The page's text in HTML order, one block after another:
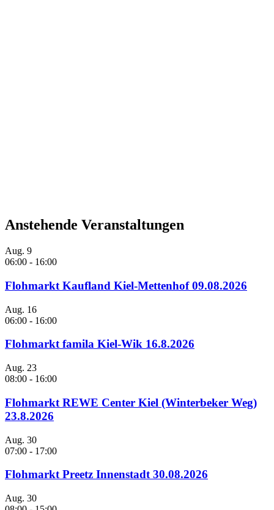
Anstehende Veranstaltungen
Aug. 9
06:00 - 16:00
Flohmarkt Kaufland Kiel-Mettenhof 09.08.2026
Aug. 16
06:00 - 16:00
Flohmarkt famila Kiel-Wik 16.8.2026
Aug. 23
08:00 - 16:00
Flohmarkt REWE Center Kiel (Winterbeker Weg)
23.8.2026
Aug. 30
07:00 - 17:00
Flohmarkt Preetz Innenstadt 30.08.2026
Aug. 30